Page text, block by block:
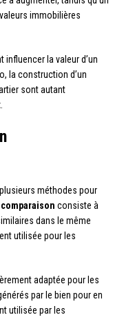
immobilières
influencer la valeur d’un
la construction d’un
sont autant
méthodes pour
consiste à
dans le même
utilisée pour les
adaptée pour les
par le bien pour en
utilisée par les